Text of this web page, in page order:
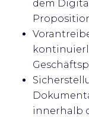
dem
innerhalb